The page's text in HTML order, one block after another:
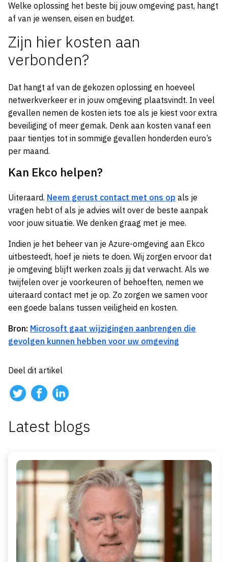
Welke oplossing het beste bij jouw omgeving past, hangt
af van je wensen, eisen en budget.
Zijn hier kosten aan
verbonden?
Dat hangt af van de gekozen oplossing en hoeveel
netwerkverkeer er in jouw omgeving plaatsvindt. In veel
gevallen nemen de kosten iets toe als je kiest voor extra
beveiliging of meer gemak. Denk aan kosten vanaf een
paar tientjes tot in sommige gevallen honderden euro’s
per maand.
Kan Ekco helpen?
Uiteraard. Neem gerust contact met ons op als je
vragen hebt of als je advies wilt over de beste aanpak
voor jouw situatie. We denken graag met je mee.
Indien je het beheer van je Azure-omgeving aan Ekco
uitbesteedt, hoef je niets te doen. Wij zorgen ervoor dat
je omgeving blijft werken zoals jij dat verwacht. Als we
twijfelen over je voorkeuren of behoeften, nemen we
uiteraard contact met je op. Zo zorgen we samen voor
een goede balans tussen veiligheid en kosten.
Bron: Microsoft gaat wijzigingen aanbrengen die
gevolgen kunnen hebben voor uw omgeving
Deel dit artikel
Latest blogs